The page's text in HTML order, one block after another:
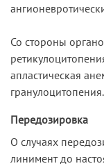
Со стороны
апластическая
гранулоцитопения.
Передозировка
О случаях
линимент до